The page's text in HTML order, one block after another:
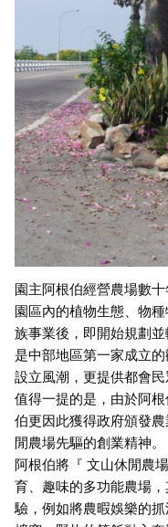
園主阿根伯經營農場數
園區內的植物生態、物
族事業後，即開始規劃
是中部地區第一家成立
設立風潮，更提供都會民
值得一提的是，由於阿
伯更因此獲得政府頒發
閒農場先驅的創業精神。
阿根伯將『 文山休閒農
育、趣味的多功能農場
驗，例如將農暇娛樂的抓